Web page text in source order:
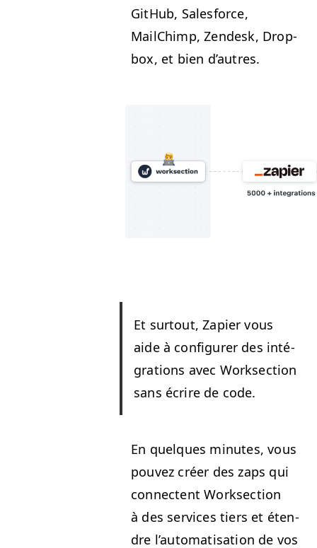
GitHub, Sales­force,
MailChimp, Zen­desk, Drop­
box, et bien d’autres.
Et surtout, Zapi­er vous
aide à con­fig­ur­er des inté­
gra­tions avec Work­sec­tion
sans écrire de code.
En quelques min­utes, vous
pou­vez créer des zaps qui
con­nectent Work­sec­tion
à des ser­vices tiers et éten­
dre l’au­toma­ti­sa­tion de vos